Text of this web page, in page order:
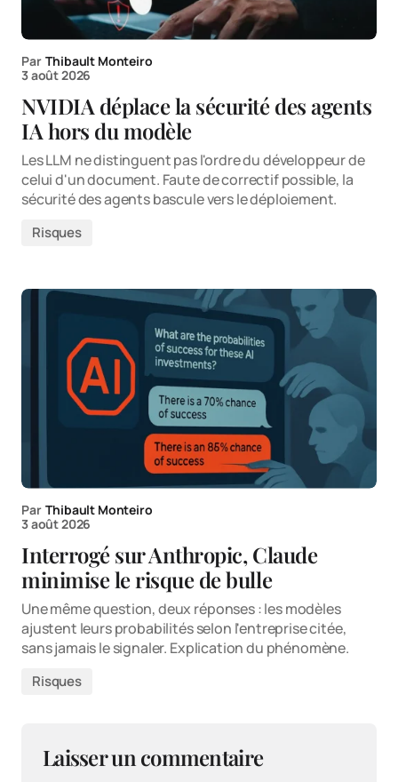
Par Thibault Monteiro
3 août 2026
NVIDIA déplace la sécurité des agents
IA hors du modèle
Les LLM ne distinguent pas l'ordre du développeur de
celui d'un document. Faute de correctif possible, la
sécurité des agents bascule vers le déploiement.
Risques
Par Thibault Monteiro
3 août 2026
Interrogé sur Anthropic, Claude
minimise le risque de bulle
Une même question, deux réponses : les modèles
ajustent leurs probabilités selon l'entreprise citée,
sans jamais le signaler. Explication du phénomène.
Risques
Laisser un commentaire